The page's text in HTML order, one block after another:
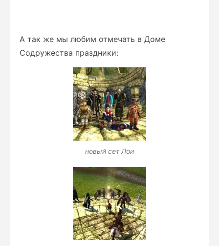
А так же мы любим отмечать в Доме
Содружества праздники:
новый сет Лои